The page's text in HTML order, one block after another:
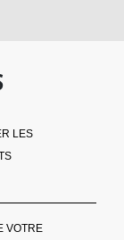
LES
VOTRE